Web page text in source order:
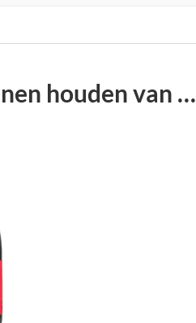
houden van …